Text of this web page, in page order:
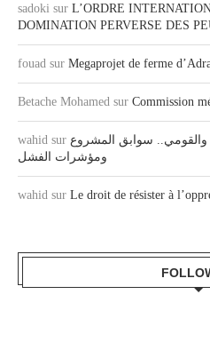
sadoki sur L’ORDRE
DOMINATION PERVERSE DES
fouad sur Megaprojet de ferme
Betache Mohamed sur Commission
wahid sur والقومي.. سوابق المشروع
ومؤشرات الفشل
wahid sur Le droit de résister à